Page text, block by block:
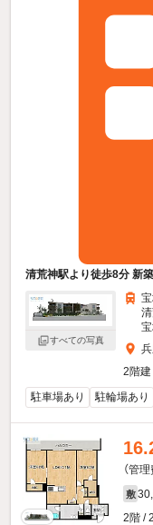
清荒神駅より徒歩8分 新
すべての写真
2階建
駐車場あり
駐輪場あり
（管
敷
2階 /